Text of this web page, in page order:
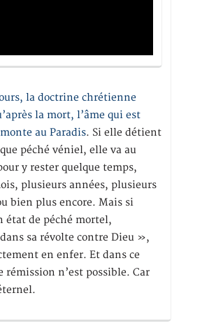
la doctrine chrétienne
la mort, l’âme qui est
au Paradis. Si elle détient
péché véniel, elle va au
y rester quelque temps,
plusieurs années, plusieurs
bien plus encore. Mais si
état de péché mortel,
sa révolte contre Dieu »,
en enfer. Et dans ce
rémission n’est possible. Car